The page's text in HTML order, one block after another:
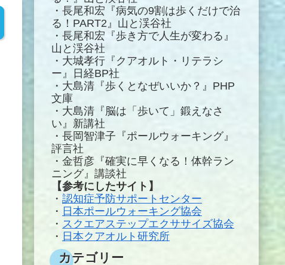
・長尾和宏『病気の9割は歩くだけで治
る！PART2』山と渓谷社
・長尾和宏『歩き方で人生が変わる』
山と渓谷社
・大城孝行『クアオルト・リテラシ
ー』日経BP社
・大島清『歩くとなぜいいか？』PHP
文庫
・大島清『脳は「歩いて」鍛えなさ
い』新講社
・長岡智津子『ポールウォーキング』
評言社
・金哲彦『確実に早くなる！体幹ラン
ニング』講談社
【参考にしたサイト】
・ 認知症予防サポートセンター
・ 日本ポールウォーキング協会
・ スクエアステップエクササイズ協会
・ 日本クアオルト研究所
カテゴリー